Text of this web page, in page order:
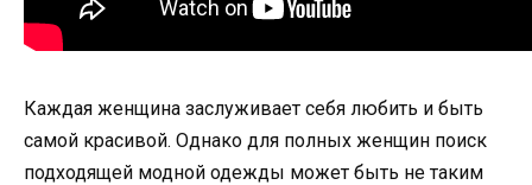
Каждая женщина заслуживает себя любить и быть
самой красивой. Однако для полных женщин поиск
подходящей модной одежды может быть не таким